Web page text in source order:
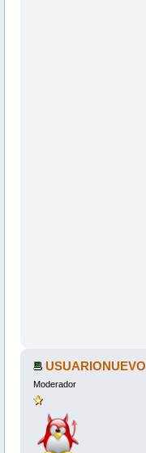
USUARIONUEVO
Moderador